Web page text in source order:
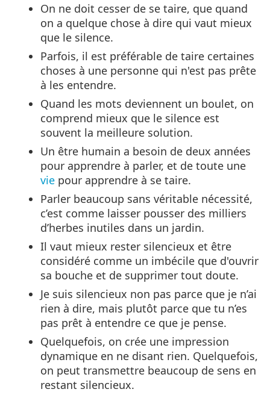
On ne doit cesser de se taire, que quand
on a quelque chose à dire qui vaut mieux
que le silence.
Parfois, il est préférable de taire certaines
choses à une personne qui n'est pas prête
à les entendre.
Quand les mots deviennent un boulet, on
comprend mieux que le silence est
souvent la meilleure solution.
Un être humain a besoin de deux années
pour apprendre à parler, et de toute une
vie pour apprendre à se taire.
Parler beaucoup sans véritable nécessité,
c’est comme laisser pousser des milliers
d’herbes inutiles dans un jardin.
Il vaut mieux rester silencieux et être
considéré comme un imbécile que d'ouvrir
sa bouche et de supprimer tout doute.
Je suis silencieux non pas parce que je n’ai
rien à dire, mais plutôt parce que tu n’es
pas prêt à entendre ce que je pense.
Quelquefois, on crée une impression
dynamique en ne disant rien. Quelquefois,
on peut transmettre beaucoup de sens en
restant silencieux.